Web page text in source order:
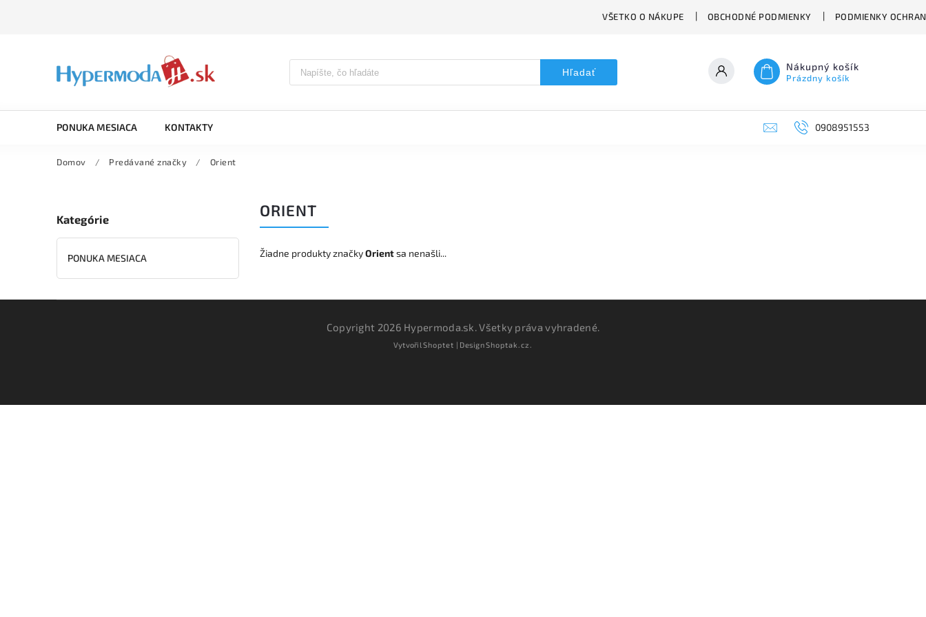
VŠETKO O NÁKUPE OBCHODNÉ PODMIENKY PODMIENKY
Hľadať Nákupný košík
Prázdny košík
PONUKA MESIACA KONTAKTY 0908951553
Domov / Predávané značky / Orient
Kategórie
PONUKA MESIACA
ORIENT
Žiadne produkty značkyOrientsa nenašli...
Copyright 2026 Hypermoda.sk. Všetky práva vyhradené.
VytvořilShoptet | DesignShoptak.cz.